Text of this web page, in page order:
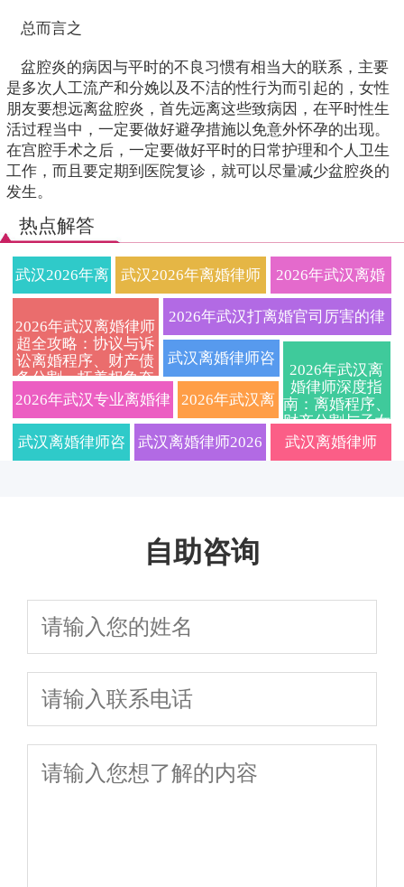
总而言之
盆腔炎的病因与平时的不良习惯有相当大的联系，主要
是多次人工流产和分娩以及不洁的性行为而引起的，女性
朋友要想远离盆腔炎，首先远离这些致病因，在平时性生
活过程当中，一定要做好避孕措施以免意外怀孕的出现。
在宫腔手术之后，一定要做好平时的日常护理和个人卫生
工作，而且要定期到医院复诊，就可以尽量减少盆腔炎的
发生。
热点解答
武汉2026年离
准与流程全解
析：本地专业
婚姻家事律所
教你如何争取
武汉2026年离婚律师
深度解析协议离婚与
诉讼离婚全流程避坑
指南附最新抚养权财
产分割硬核实操建议
2026年武汉离婚
律师费用透明
姻家事律所一对
一咨询，帮您理
清财产分割与抚
2026年武汉离婚律师
超全攻略：协议与诉
讼离婚程序、财产债
务分割、抚养权争夺
关键要点一文讲透
2026年武汉打离婚官司厉害的律
师免费咨询：快速离婚、财产分
割与子女抚养权专业指导
武汉离婚律师咨
询：2026年协议
离婚与诉讼离婚
2026年武汉专业离婚律
师事务所哪家好？协议
2026年武汉离
婚律师在线免
婚全流程、子
及财产分割避
坑指南详解
2026年武汉离
婚律师深度指
南：离婚程序、
财产分割与子女
抚养权争议一站
武汉离婚律师咨
明细全知道
武汉离婚律师2026
养权一站式咨询
武汉离婚律师
自助咨询